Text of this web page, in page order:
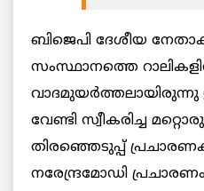
ബിജെപി ദേശീയ
സംസ്ഥാനത്തെ
വേണ്ടി സ്വീകരിച്ച
തിരഞ്ഞെടുപ്പ്
നരേന്ദ്രമോഡി